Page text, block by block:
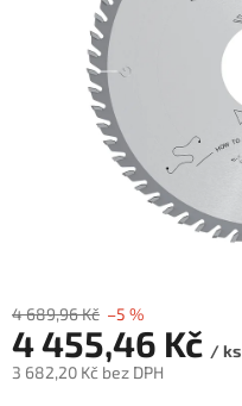
4 689,96 Kč –5 %
4 455,46 Kč / ks
3 682,20 Kč bez DPH